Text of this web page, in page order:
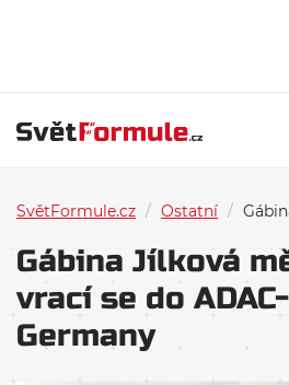
SvětFormule.cz / Ostatní / Gábina
Gábina Jílková
vrací se do
Germany